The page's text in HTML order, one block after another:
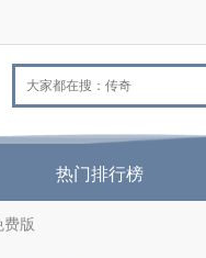
热门排行榜
版